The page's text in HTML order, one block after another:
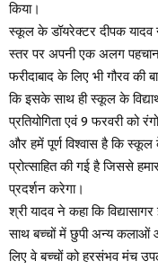
किया।
स्कूल के डॉयरेक्टर दीपक यादव
स्तर पर अपनी एक अलग
फरीदाबाद के लिए भी गौरव की
कि इसके साथ ही स्कूल के
प्रतियोगिता एवं 9 फरवरी को
और हमें पूर्ण विश्वास है कि स्कूल
प्रोत्साहित की गई है जिससे
प्रदर्शन करेगा।
श्री यादव ने कहा कि
साथ बच्चों में छुपी अन्य कलाओं
लिए वे बच्चों को हरसंभव मंच